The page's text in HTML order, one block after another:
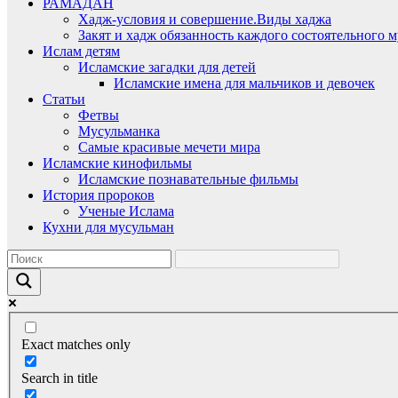
РАМАДАН
Хадж-условия и совершение.Виды хаджа
Закят и хадж обязанность каждого состоятельного
Ислам детям
Исламские загадки для детей
Исламские имена для мальчиков и девочек
Статьи
Фетвы
Мусульманка
Самые красивые мечети мира
Исламские кинофильмы
Исламские познавательные фильмы
История пророков
Ученые Ислама
Кухни для мусульман
Exact matches only
Search in title